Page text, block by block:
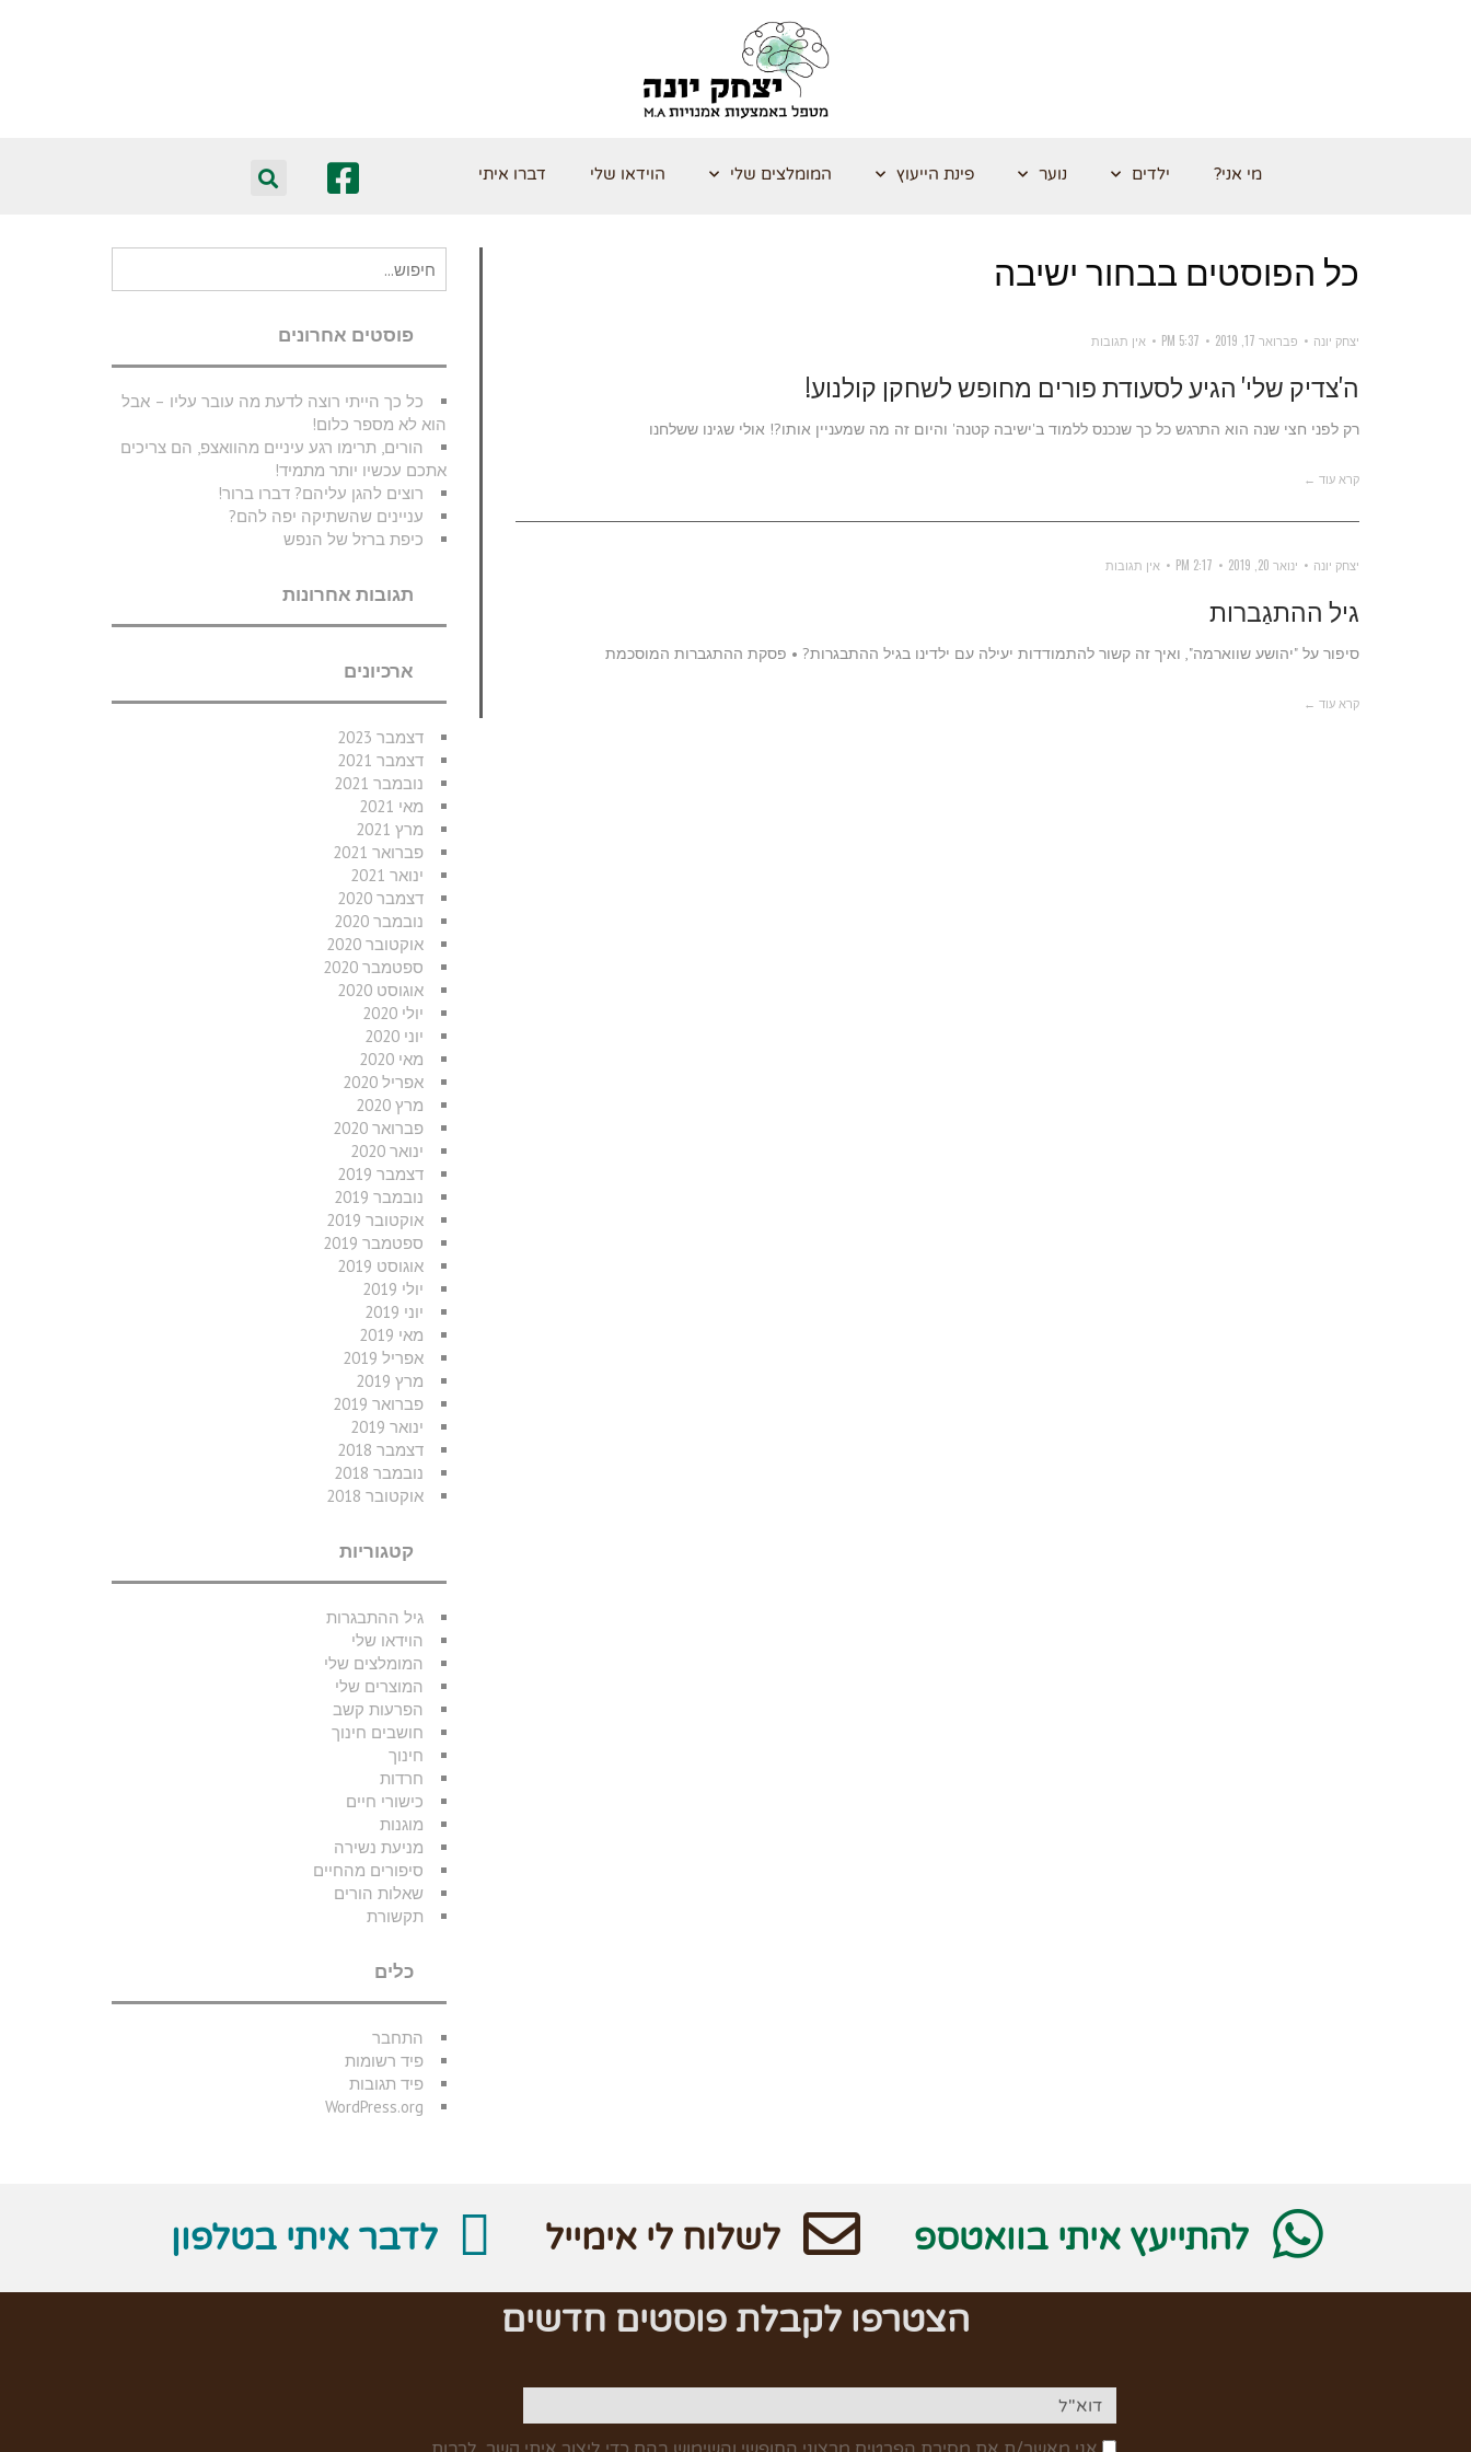
מי אני? ילדים נוער פינת הייעוץ המומלצים שלי הוידאו שלי דברו איתי
כל הפוסטים בבחור ישיבה
יצחק יונה פברואר 17, 2019 5:37 PM אין תגובות
ה'צדיק שלי' הגיע לסעודת פורים מחופש לשחקן קולנוע!
רק לפני חצי שנה הוא התרגש כל כך שנכנס ללמוד ב'ישיבה קטנה' והיום זה מה שמעניין אותו?! אולי שגינו ששלחנו
קרא עוד ←
יצחק יונה ינואר 20, 2019 2:17 PM אין תגובות
גיל ההתגַברות
סיפור על "יהושע שווארמה", ואיך זה קשור להתמודדות יעילה עם ילדינו בגיל ההתבגרות? • פסקת ההתגברות המוסכמת
קרא עוד ←
עבור:
פוסטים אחרונים
כל כך הייתי רוצה לדעת מה עובר עליו – אבל
הוא לא מספר כלום!
הורים, תרימו רגע עיניים מהוואצפ, הם צריכים
אתכם עכשיו יותר מתמיד!
רוצים להגן עליהם? דברו ברור!
עניינים שהשתיקה יפה להם?
כיפת ברזל של הנפש
תגובות אחרונות
ארכיונים
דצמבר 2023
דצמבר 2021
נובמבר 2021
מאי 2021
מרץ 2021
פברואר 2021
ינואר 2021
דצמבר 2020
נובמבר 2020
אוקטובר 2020
ספטמבר 2020
אוגוסט 2020
יולי 2020
יוני 2020
מאי 2020
אפריל 2020
מרץ 2020
פברואר 2020
ינואר 2020
דצמבר 2019
נובמבר 2019
אוקטובר 2019
ספטמבר 2019
אוגוסט 2019
יולי 2019
יוני 2019
מאי 2019
אפריל 2019
מרץ 2019
פברואר 2019
ינואר 2019
דצמבר 2018
נובמבר 2018
אוקטובר 2018
קטגוריות
גיל ההתבגרות
הוידאו שלי
המומלצים שלי
המוצרים שלי
הפרעות קשב
חושבים חינוך
חינוך
חרדות
כישורי חיים
מוגנות
מניעת נשירה
סיפורים מהחיים
שאלות הורים
תקשורת
כלים
התחבר
פיד רשומות
פיד תגובות
WordPress.org
להתייעץ איתי בוואטספ לשלוח לי אימייל
לדבר איתי בטלפון
הצטרפו לקבלת פוסטים חדשים